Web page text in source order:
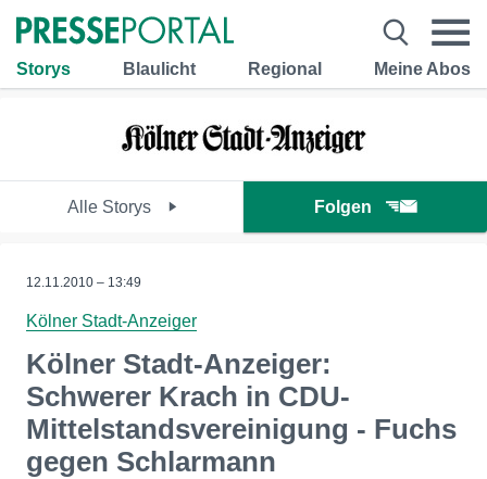
Storys Blaulicht Regional Meine Abos
Alle Storys Folgen
12.11.2010 – 13:49
Kölner Stadt-Anzeiger
Kölner Stadt-Anzeiger:
Schwerer Krach in CDU-
Mittelstandsvereinigung - Fuchs
gegen Schlarmann